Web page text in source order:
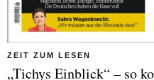
ZEIT ZUM LESEN
„Tichys Einblick“ – so